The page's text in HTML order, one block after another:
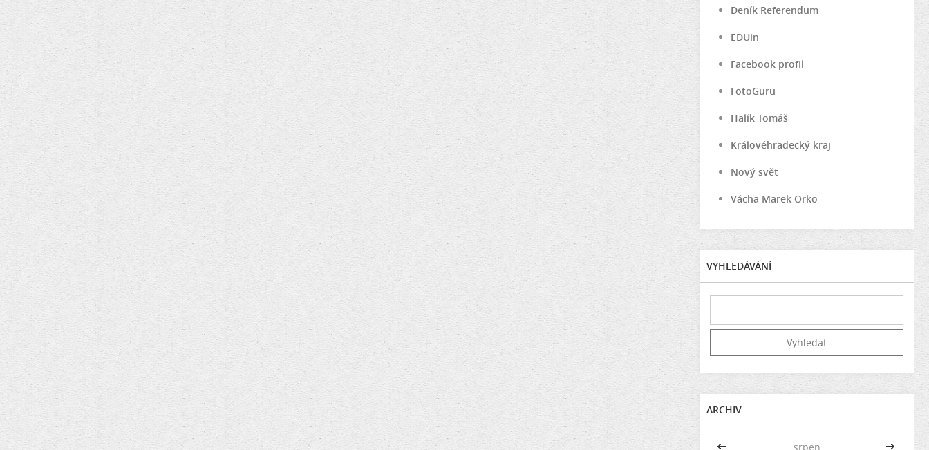
Deník Referendum
EDUin
Facebook profil
FotoGuru
Halík Tomáš
Královéhradecký kraj
Nový svět
Vácha Marek Orko
VYHLEDÁVÁNÍ
ARCHIV
<< srpen >>